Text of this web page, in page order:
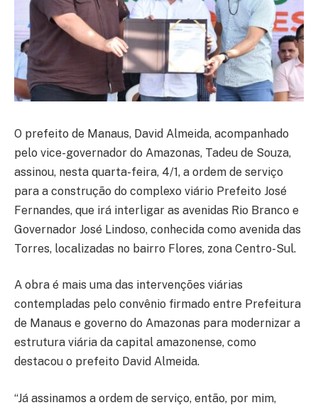
O prefeito de Manaus, David Almeida, acompanhado
pelo vice-governador do Amazonas, Tadeu de Souza,
assinou, nesta quarta-feira, 4/1, a ordem de serviço
para a construção do complexo viário Prefeito José
Fernandes, que irá interligar as avenidas Rio Branco e
Governador José Lindoso, conhecida como avenida das
Torres, localizadas no bairro Flores, zona Centro-Sul.
A obra é mais uma das intervenções viárias
contempladas pelo convênio firmado entre Prefeitura
de Manaus e governo do Amazonas para modernizar a
estrutura viária da capital amazonense, como
destacou o prefeito David Almeida.
“Já assinamos a ordem de serviço, então, por mim,